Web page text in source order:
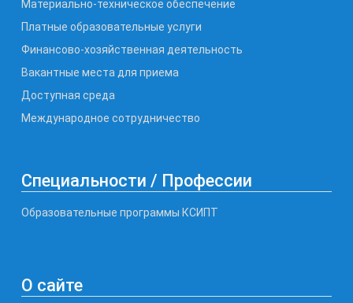
Материально-техническое обеспечение
Платные образовательные услуги
Финансово-хозяйственная деятельность
Вакантные места для приема
Доступная среда
Международное сотрудничество
Специальности / Профессии
Образовательные программы КСИПТ
О сайте